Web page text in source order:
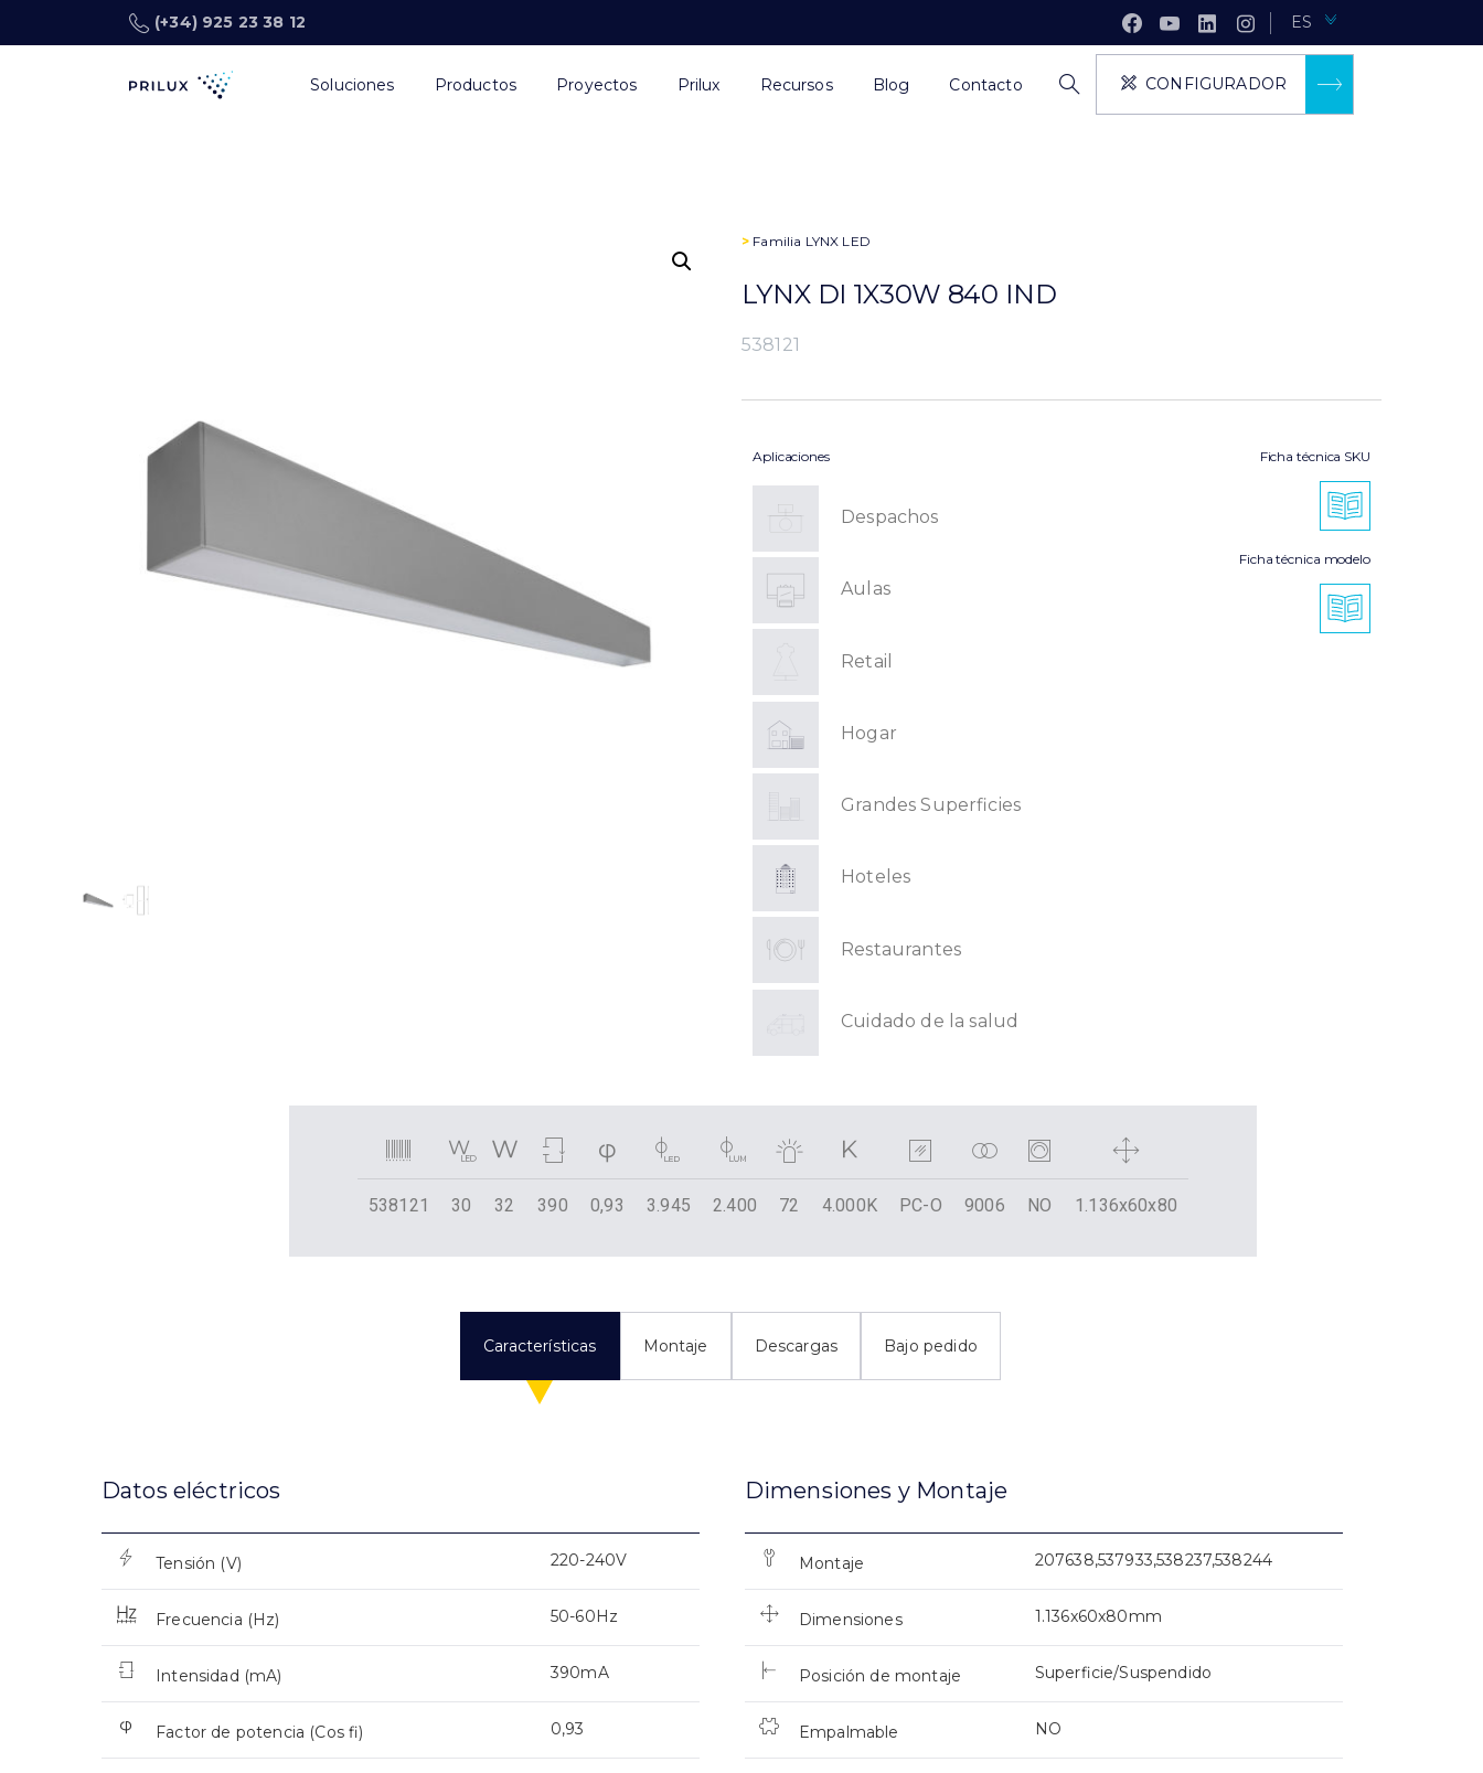
(+34) 925 23 38 12 ES
Soluciones Productos Proyectos Prilux Recursos Blog Contacto CONFIGURADOR
> Familia LYNX LED
LYNX DI 1X30W 840 IND
538121
Aplicaciones
Despachos
Aulas
Retail
Hogar
Grandes Superficies
Hoteles
Restaurantes
Cuidado de la salud
Ficha técnica SKU
Ficha técnica modelo
538121 30 32 390 0,93 3.945 2.400 72 4.000K PC-O 9006 NO 1.136x60x80
Características Montaje Descargas Bajo pedido
Datos eléctricos
Tensión (V) 220-240V
Frecuencia (Hz) 50-60Hz
Intensidad (mA) 390mA
Factor de potencia (Cos fi) 0,93
Dimensiones y Montaje
Montaje 207638,537933,538237,538244
Dimensiones 1.136x60x80mm
Posición de montaje Superficie/Suspendido
Empalmable NO